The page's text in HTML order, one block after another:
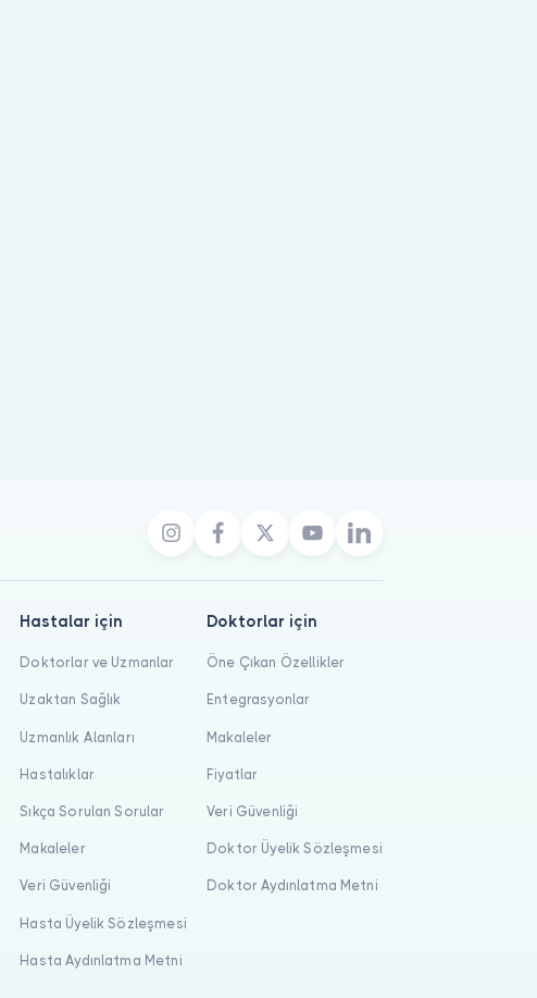
Hastalar için
Doktorlar ve Uzmanlar
Uzaktan Sağlık
Uzmanlık Alanları
Hastalıklar
Sıkça Sorulan Sorular
Makaleler
Veri Güvenliği
Hasta Üyelik Sözleşmesi
Hasta Aydınlatma Metni
Doktorlar için
Öne Çıkan Özellikler
Entegrasyonlar
Makaleler
Fiyatlar
Veri Güvenliği
Doktor Üyelik Sözleşmesi
Doktor Aydınlatma Metni